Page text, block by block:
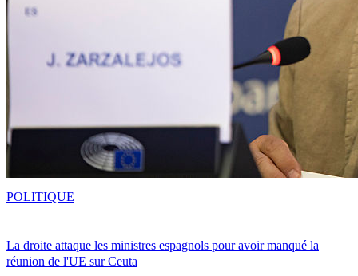
La droite attaque les ministres espagnols pour avoir manqué la
réunion de l'UE sur Ceuta
POLITIQUE